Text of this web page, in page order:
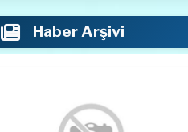
Haber Arşivi